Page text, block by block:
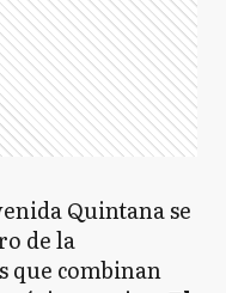
Quintana se
de la
que combinan